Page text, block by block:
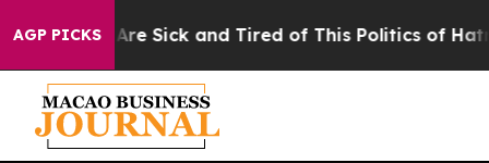
AGP PICKSAre Sick and Tired of This Politics of Hatred”